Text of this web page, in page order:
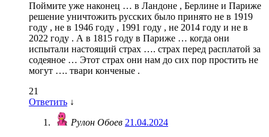
Поймите уже наконец … в Ландоне , Берлине и Париже
решение уничтожить русских было принято не в 1919
году , не в 1946 году , 1991 году , не 2014 году и не в
2022 году . А в 1815 году в Париже … когда они
испытали настоящий страх …. страх перед расплатой за
содеяное … Этот страх они нам до сих пор простить не
могут …. твари конченые .
21
Ответить ↓
Рулон Обоев 21.04.2024